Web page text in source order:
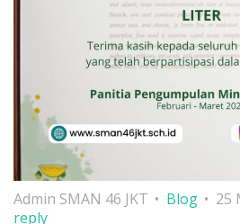
Admin SMAN 46 JKT Blog 25
reply